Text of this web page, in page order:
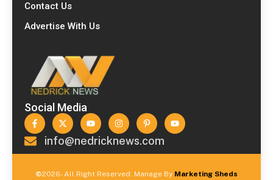
Contact Us
Advertise With Us
Social Media
info@nedricknews.com
©2026- All Right Reserved. Manage By Marketing Sheds